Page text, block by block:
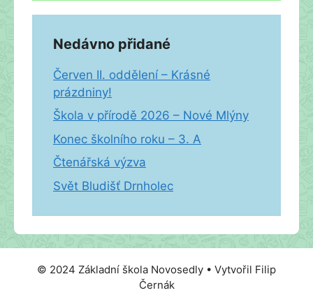
Nedávno přidané
Červen II. oddělení – Krásné
prázdniny!
Škola v přírodě 2026 – Nové Mlýny
Konec školního roku – 3. A
Čtenářská výzva
Svět Bludišť Drnholec
© 2024 Základní škola Novosedly • Vytvořil Filip
Černák